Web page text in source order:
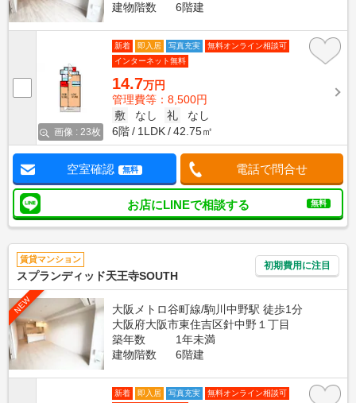
建物階数
6階建
画像 : 23枚
新着 即入居 写真充実
無料オンライン相談可
インターネット無料
14.7万円
管理費等：8,500円
敷
なし 礼
なし
6階
1LDK 42.75㎡
空室確認 無料 電話で問合せ
お店にLINEで相談する 無料
賃貸マンション
スプランディッド天王寺SOUTH
初期費用に注目
NEW
大阪メトロ谷町線/駒川中野駅 徒歩1分
大阪府大阪市東住吉区針中野１丁目
築年数
1年未満
建物階数
6階建
新着 即入居 写真充実
無料オンライン相談可